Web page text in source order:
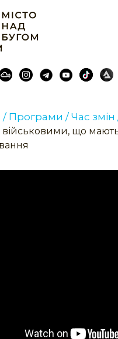
/ Програми / Час змін
військовими, що мають